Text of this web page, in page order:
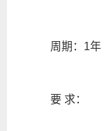
周期：1年
要 求：